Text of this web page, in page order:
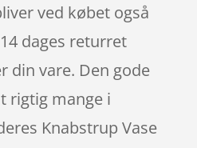
ved købet også
dages returret
din vare. Den gode
rigtig mange i
Knabstrup Vase